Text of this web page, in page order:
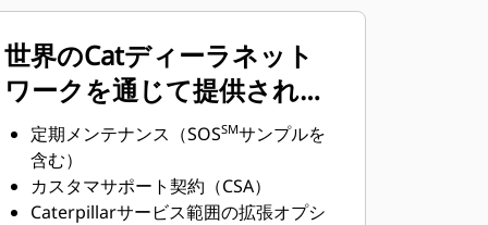
世界のCatディーラネット
ワークを通じて提供される
ワールドクラスの製品サポ
ート
定期メンテナンス（SOSSMサンプルを
含む）
カスタマサポート契約（CSA）
Caterpillarサービス範囲の拡張オプシ